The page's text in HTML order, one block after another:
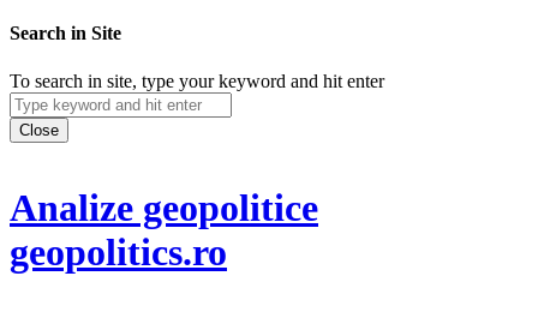
Search in Site
To search in site, type your keyword and hit enter
Close
Analize geopolitice
geopolitics.ro